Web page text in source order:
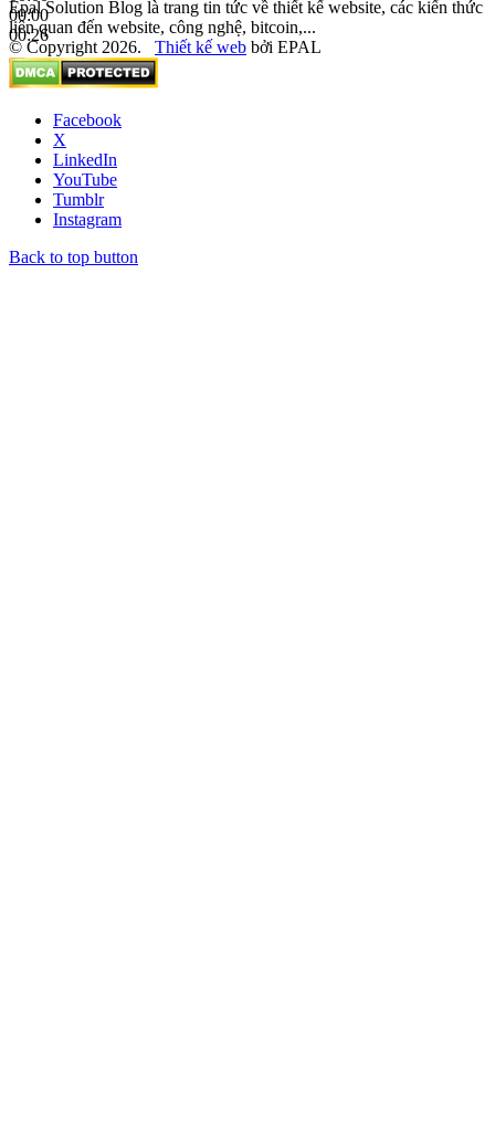
00:00
00:26
Epal Solution Blog là trang tin tức về thiết kế website, các kiến thức
liên quan đến website, công nghệ, bitcoin,...
© Copyright 2026. Thiết kế web bởi EPAL
Facebook
X
LinkedIn
YouTube
Tumblr
Instagram
Back to top button